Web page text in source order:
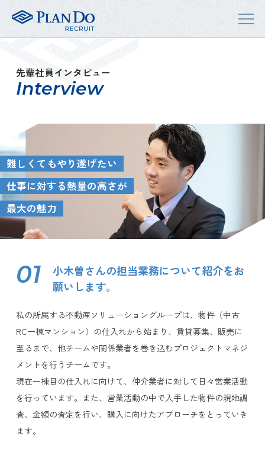
先輩社員インタビュー
Interview
難しくてもやり遂げたい
仕事に対する熱量の高さが
最大の魅力
01
小木曽さんの担当業務について紹介をお
願いします。
私の所属する不動産ソリューショングループは、物件（中古
RC一棟マンション）の仕入れから始まり、賃貸募集、販売に
至るまで、他チームや関係業者を巻き込むプロジェクトマネジ
メントを行うチームです。
現在一棟目の仕入れに向けて、仲介業者に対して日々営業活動
を行っています。また、営業活動の中で入手した物件の現地調
査、金額の査定を行い、購入に向けたアプローチをとっていき
ます。